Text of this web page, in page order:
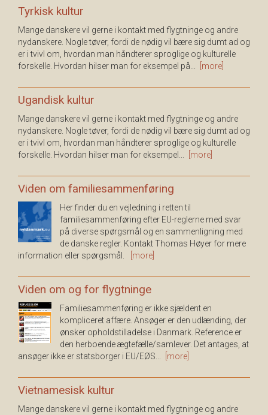
Tyrkisk kultur
Mange danskere vil gerne i kontakt med flygtninge og andre
nydanskere. Nogle tøver, fordi de nødig vil bære sig dumt ad og
er i tvivl om, hvordan man håndterer sproglige og kulturelle
forskelle. Hvordan hilser man for eksempel på...
[more]
Ugandisk kultur
Mange danskere vil gerne i kontakt med flygtninge og andre
nydanskere. Nogle tøver, fordi de nødig vil bære sig dumt ad og
er i tvivl om, hvordan man håndterer sproglige og kulturelle
forskelle. Hvordan hilser man for eksempel...
[more]
Viden om familiesammenføring
Her finder du en vejledning i retten til
familiesammenføring efter EU-reglerne med svar
på diverse spørgsmål og en sammenligning med
de danske regler. Kontakt Thomas Høyer for mere
information eller spørgsmål.
[more]
Viden om og for flygtninge
Familiesammenføring er ikke sjældent en
kompliceret affære. Ansøger er den udlænding, der
ønsker opholdstilladelse i Danmark. Reference er
den herboende ægtefælle/samlever. Det antages, at
ansøger ikke er statsborger i EU/EØS...
[more]
Vietnamesisk kultur
Mange danskere vil gerne i kontakt med flygtninge og andre